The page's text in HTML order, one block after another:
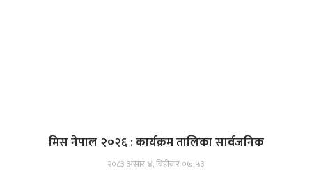
मिस नेपाल २०२६ : कार्यक्रम तालिका सार्वजनिक
२०८३ असार ४, बिहीबार ०७:५३